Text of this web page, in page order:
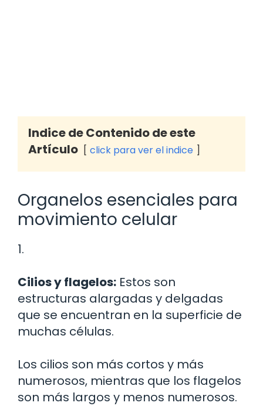
Indice de Contenido de este
Artículo
click para ver el indice
Organelos esenciales para
movimiento celular
1.
Cilios y flagelos: Estos son
estructuras alargadas y delgadas
que se encuentran en la superficie de
muchas células.
Los cilios son más cortos y más
numerosos, mientras que los flagelos
son más largos y menos numerosos.